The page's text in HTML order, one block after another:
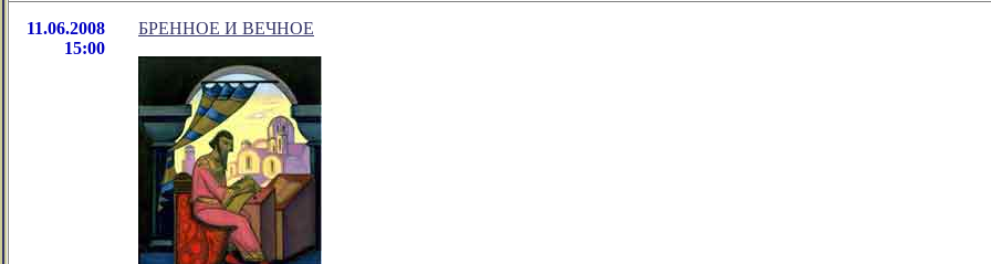
11.06.2008
15:00
БРЕННОЕ И ВЕЧНОЕ